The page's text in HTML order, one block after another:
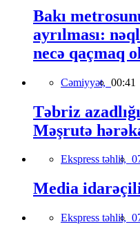
Bakı
ayrılması:
necə qaçmaq
Cəmiyyət, 00:41
Təbriz
Məşrutə
Ekspress təhlil,
Media
Ekspress təhlil,